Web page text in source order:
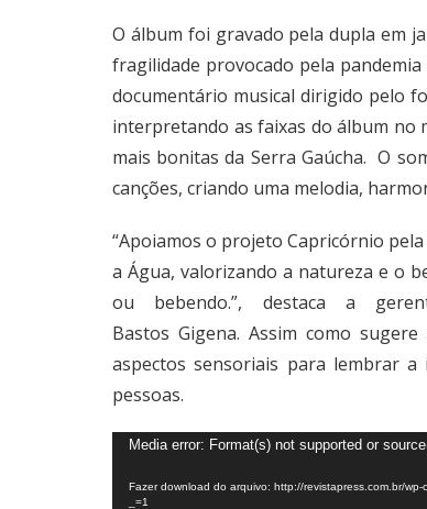
O álbum foi gravado pela dupla em
fragilidade provocado pela
documentário musical dirigido pelo
interpretando as faixas do álbum no
mais bonitas da Serra Gaúcha. O
canções, criando uma melodia,
“Apoiamos o projeto Capricórnio
a Água, valorizando a natureza e o
ou bebendo.”, destaca a
Bastos Gigena. Assim como
aspectos sensoriais para lembrar
pessoas.
Tocador
vídeo
Media error: Format(s) not supported or
Fazer download do arquivo: http://revistapress.com.br/
_=1